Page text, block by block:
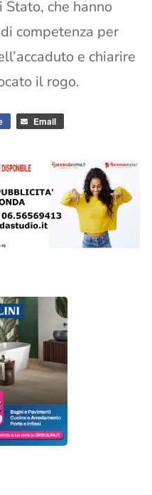
che hanno
competenza per
e chiarire
il rogo.
Email